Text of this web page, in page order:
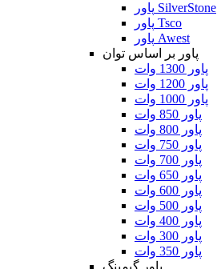
پاور SilverStone
پاور Tsco
پاور Awest
پاور بر اساس توان
پاور 1300 وات
پاور 1200 وات
پاور 1000 وات
پاور 850 وات
پاور 800 وات
پاور 750 وات
پاور 700 وات
پاور 650 وات
پاور 600 وات
پاور 500 وات
پاور 400 وات
پاور 300 وات
پاور 350 وات
پاور گیمینگ